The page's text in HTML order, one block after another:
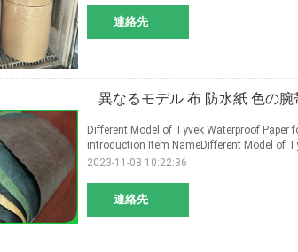
連絡先
異なるモデル 布 防水紙 色の腕
連絡先
Different Model of Tyvek Waterproof
introduction Item NameDifferent Model of
2023-11-08 10:22:36